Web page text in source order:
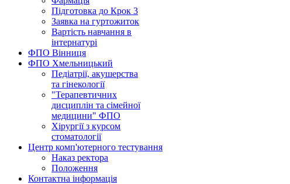
Підготовка до Крок 3
Заявка на гуртожиток
Вартість навчання в
інтернатурі
ФПО Вінниця
ФПО Хмельницький
Педіатрії, акушерства
та гінекології
"Терапевтичних
дисциплін та сімейної
медицини" ФПО
Хірургії з курсом
стоматології
Центр комп'ютерного тестування
Наказ ректора
Положення
Контактна інформація